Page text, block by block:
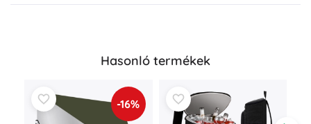
Hasonló termékek
-16%